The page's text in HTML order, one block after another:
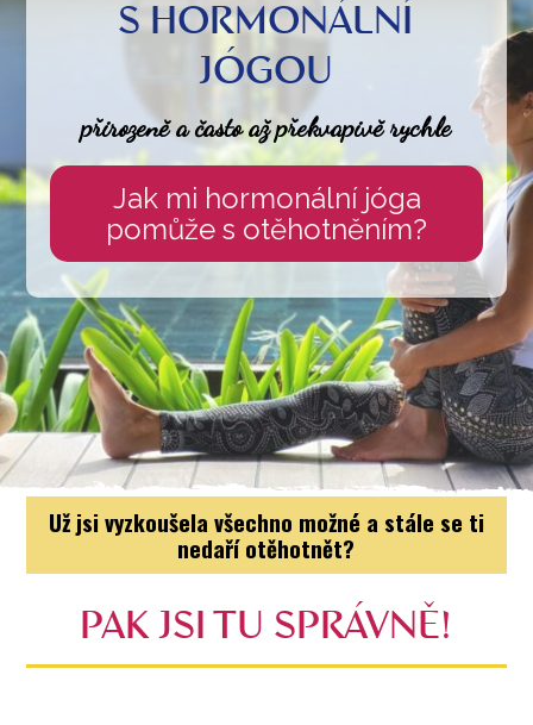
S HORMONÁLNÍ
JÓGOU
přirozeně a často až překvapivě rychle
Jak mi hormonální jóga
pomůže s otěhotněním?
Už jsi vyzkoušela všechno možné a stále se ti
nedaří otěhotnět?
PAK JSI TU SPRÁVNĚ!